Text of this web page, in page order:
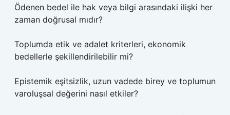
Ödenen bedel ile hak veya bilgi arasındaki ilişki her
zaman doğrusal mıdır?
Toplumda etik ve adalet kriterleri, ekonomik
bedellerle şekillendirilebilir mi?
Epistemik eşitsizlik, uzun vadede birey ve toplumun
varoluşsal değerini nasıl etkiler?